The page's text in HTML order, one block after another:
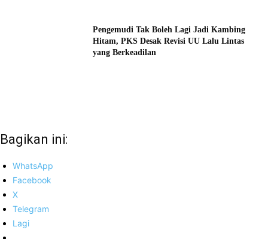
Pengemudi Tak Boleh Lagi Jadi Kambing
Hitam, PKS Desak Revisi UU Lalu Lintas
yang Berkeadilan
Bagikan ini:
WhatsApp
Facebook
X
Telegram
Lagi